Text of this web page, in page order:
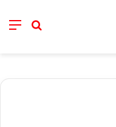
خانة